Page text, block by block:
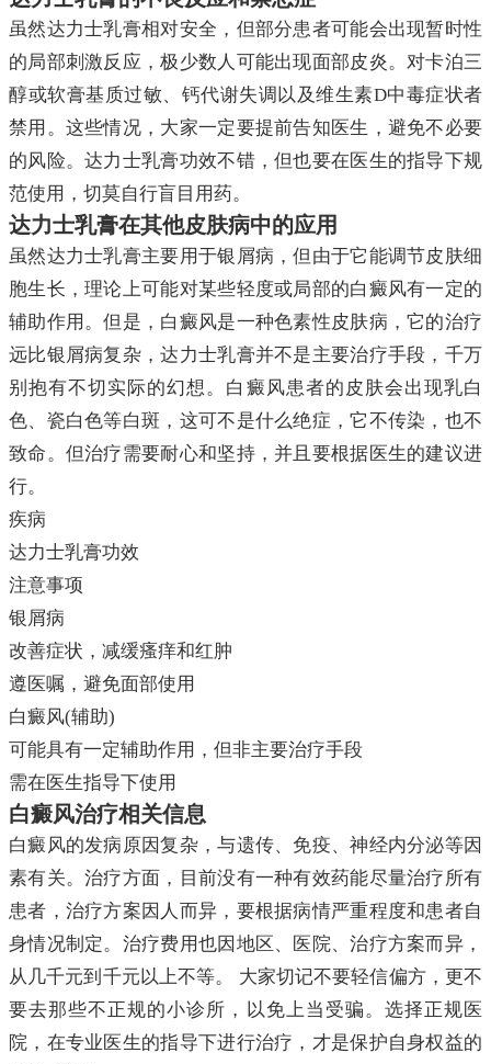
虽然达力士乳膏相对安全，但部分患者可能会出现暂时性
的局部刺激反应，极少数人可能出现面部皮炎。对卡泊三
醇或软膏基质过敏、钙代谢失调以及维生素D中毒症状者
禁用。这些情况，大家一定要提前告知医生，避免不必要
的风险。达力士乳膏功效不错，但也要在医生的指导下规
范使用，切莫自行盲目用药。
达力士乳膏在其他皮肤病中的应用
虽然达力士乳膏主要用于银屑病，但由于它能调节皮肤细
胞生长，理论上可能对某些轻度或局部的白癜风有一定的
辅助作用。但是，白癜风是一种色素性皮肤病，它的治疗
远比银屑病复杂，达力士乳膏并不是主要治疗手段，千万
别抱有不切实际的幻想。白癜风患者的皮肤会出现乳白
色、瓷白色等白斑，这可不是什么绝症，它不传染，也不
致命。但治疗需要耐心和坚持，并且要根据医生的建议进
行。
疾病
达力士乳膏功效
注意事项
银屑病
改善症状，减缓瘙痒和红肿
遵医嘱，避免面部使用
白癜风(辅助)
可能具有一定辅助作用，但非主要治疗手段
需在医生指导下使用
白癜风治疗相关信息
白癜风的发病原因复杂，与遗传、免疫、神经内分泌等因
素有关。治疗方面，目前没有一种有效药能尽量治疗所有
患者，治疗方案因人而异，要根据病情严重程度和患者自
身情况制定。治疗费用也因地区、医院、治疗方案而异，
从几千元到千元以上不等。 大家切记不要轻信偏方，更不
要去那些不正规的小诊所，以免上当受骗。选择正规医
院，在专业医生的指导下进行治疗，才是保护自身权益的